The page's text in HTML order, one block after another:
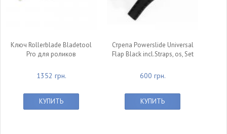
Ключ Rollerblade Bladetool
Pro для роликов
1352 грн.
КУПИТЬ
Стрепа Powerslide Universal
Flap Black incl.Straps, os, Set
600 грн.
КУПИТЬ